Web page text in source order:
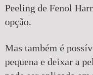
Peeling de Fenol
opção.
Mas também é
pequena e deixar a